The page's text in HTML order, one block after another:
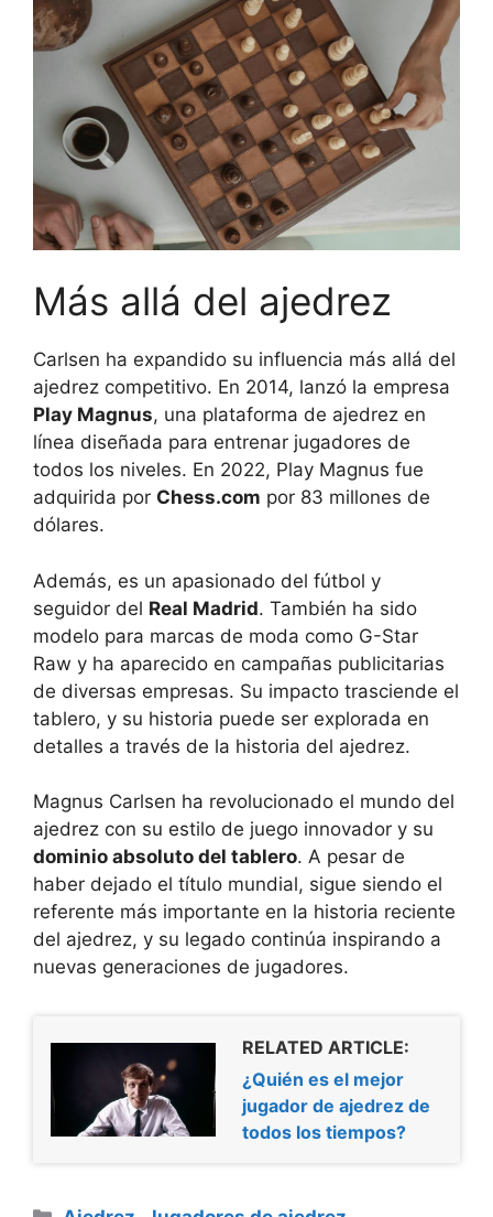
Más allá del ajedrez
Carlsen ha expandido su influencia más allá del
ajedrez competitivo. En 2014, lanzó la empresa
Play Magnus, una plataforma de ajedrez en
línea diseñada para entrenar jugadores de
todos los niveles. En 2022, Play Magnus fue
adquirida por Chess.com por 83 millones de
dólares.
Además, es un apasionado del fútbol y
seguidor del Real Madrid. También ha sido
modelo para marcas de moda como G-Star
Raw y ha aparecido en campañas publicitarias
de diversas empresas. Su impacto trasciende el
tablero, y su historia puede ser explorada en
detalles a través de la historia del ajedrez.
Magnus Carlsen ha revolucionado el mundo del
ajedrez con su estilo de juego innovador y su
dominio absoluto del tablero. A pesar de
haber dejado el título mundial, sigue siendo el
referente más importante en la historia reciente
del ajedrez, y su legado continúa inspirando a
nuevas generaciones de jugadores.
RELATED ARTICLE:
¿Quién es el mejor
jugador de ajedrez de
todos los tiempos?